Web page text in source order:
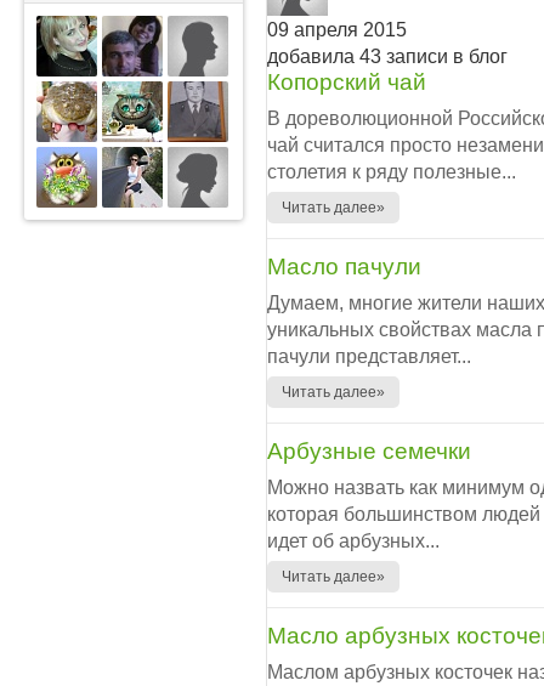
09 апреля 2015
добавила 43 записи в блог
Копорский чай
В дореволюционной
чай считался просто
столетия к ряду полезные...
Читать далее»
Масло пачули
Думаем, многие жители
уникальных свойствах масла
пачули представляет...
Читать далее»
Арбузные семечки
Можно назвать как минимум
которая большинством
идет об арбузных...
Читать далее»
Масло арбузных
Маслом арбузных косточек